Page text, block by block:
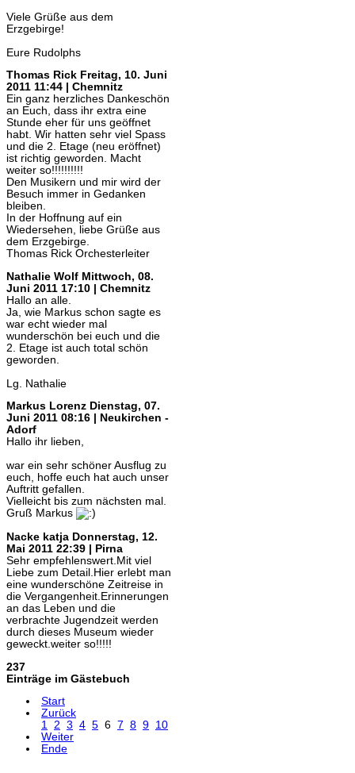
Viele Grüße aus dem
Erzgebirge!
Eure Rudolphs
Thomas Rick Freitag, 10. Juni
2011 11:44 | Chemnitz
Ein ganz herzliches Dankeschön
an Euch, dass ihr extra eine
Stunde eher für uns geöffnet
habt. Wir hatten sehr viel Spass
und die 2. Etage (neu eröffnet)
ist richtig geworden. Macht
weiter so!!!!!!!!!!
Den Musikern und mir wird der
Besuch immer in Gedanken
bleiben.
In der Hoffnung auf ein
Wiedersehen, liebe Grüße aus
dem Erzgebirge.
Thomas Rick Orchesterleiter
Nathalie Wolf Mittwoch, 08.
Juni 2011 17:10 | Chemnitz
Hallo an alle.
Ja, wie Markus schon sagte es
war echt wieder mal
wunderschön bei euch und die
2. Etage ist auch total schön
geworden.
Lg. Nathalie
Markus Lorenz Dienstag, 07.
Juni 2011 08:16 | Neukirchen -
Adorf
Hallo ihr lieben,
war ein sehr schöner Ausflug zu
euch, hoffe euch hat auch unser
Auftritt gefallen.
Vielleicht bis zum nächsten mal.
Gruß Markus
Nacke katja Donnerstag, 12.
Mai 2011 22:39 | Pirna
Sehr empfehlenswert.Mit viel
Liebe zum Detail.Hier erlebt man
eine wunderschöne Zeitreise in
die Vergangenheit.Erinnerungen
an das Leben und die
verbrachte Jugendzeit werden
durch dieses Museum wieder
geweckt.weiter so!!!!!
237
Einträge im Gästebuch
Start
Zurück
1 2 3 4 5 6 7 8 9 10
Weiter
Ende